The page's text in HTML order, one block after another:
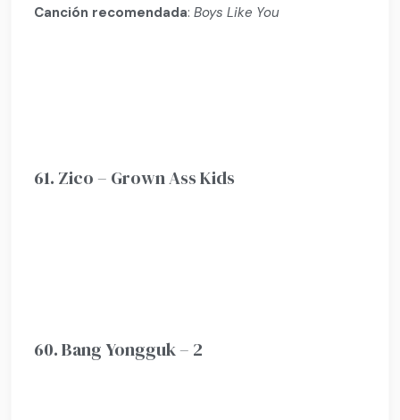
Canción recomendada: Boys Like You
61. Zico – Grown Ass Kids
60. Bang Yongguk – 2